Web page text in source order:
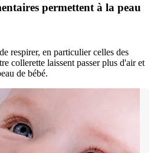
permettent à la peau
respirer, en particulier celles des
collerette laissent passer plus d'air et
de bébé.